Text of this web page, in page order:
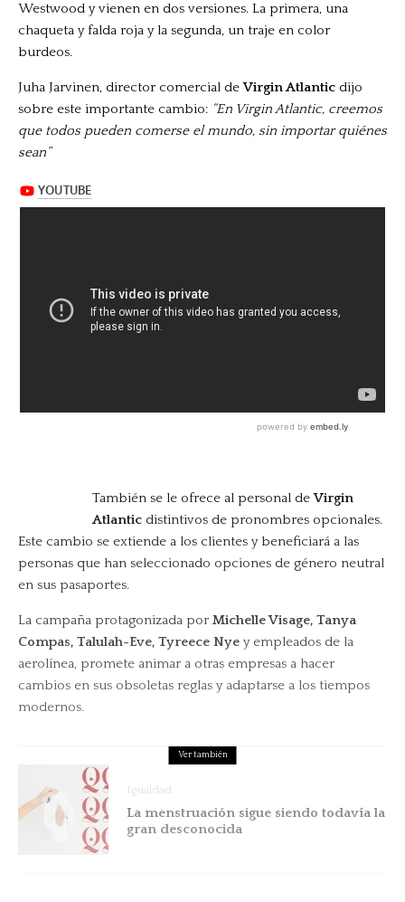
Westwood y vienen en dos versiones. La primera, una
chaqueta y falda roja y la segunda, un traje en color
burdeos.
Juha Jarvinen, director comercial deVirgin Atlantic dijo
sobre este importante cambio: “En Virgin Atlantic, creemos
que todos pueden comerse el mundo, sin importar quiénes
sean”
También se le ofrece al personal deVirgin
Atlanticdistintivos de pronombres opcionales.
Este cambio se extiende a los clientes y beneficiará a las
personas que han seleccionado opciones de género neutral
en sus pasaportes.
La campaña protagonizada por Michelle Visage, Tanya
Compas, Talulah-Eve, Tyreece Nye y empleados de la
aerolínea, promete animar a otras empresas a hacer
cambios en sus obsoletas reglas y adaptarse a los tiempos
modernos.
Ver también
Igualdad
La menstruación sigue siendo todavía la
gran desconocida